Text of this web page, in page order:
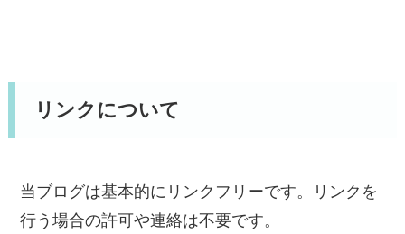
リンクについて
当ブログは基本的にリンクフリーです。リンクを
行う場合の許可や連絡は不要です。